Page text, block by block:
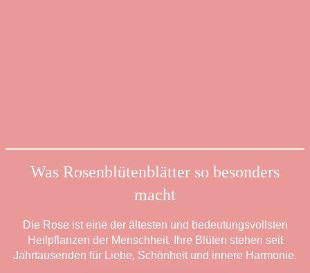
Was Rosenblütenblätter so besonders
macht
Die Rose ist eine der ältesten und bedeutungsvollsten
Heilpflanzen der Menschheit.
Ihre Blüten stehen seit
Jahrtausenden für Liebe, Schönheit und innere Harmonie.